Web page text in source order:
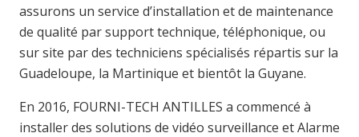
assurons un service d’installation et de maintenance
de qualité par support technique, téléphonique, ou
sur site par des techniciens spécialisés répartis sur la
Guadeloupe, la Martinique et bientôt la Guyane.
En 2016, FOURNI-TECH ANTILLES a commencé à
installer des solutions de vidéo surveillance et Alarme